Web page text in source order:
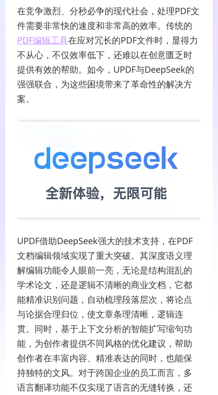
在竞争激烈、分秒必争的现代社会，处理PDF文
件需要非常快的速度和非常高的效率。传统的
PDF编辑工具在应对冗长的PDF文件时，显得力
不从心，不仅效率低下，还难以在创意匮乏时
提供有效的帮助。如今，UPDF与DeepSeek的
强强联合，为这些困境带来了革命性的解决方
案。
UPDF借助DeepSeek强大的技术支持，在PDF
文档编辑领域实现了重大突破。其深度语义理
解编辑功能令人眼前一亮，无论是结构混乱的
学术论文，还是逻辑不清晰的商业文档，它都
能精准识别问题，自动梳理段落层次，将论点
与论据合理归位，使文章条理清晰，逻辑连
贯。同时，基于上下文分析的智能扩写缩句功
能，为创作者提供不同风格的优化建议，帮助
创作者在丰富内容、精准表达的同时，也能保
持独特的文风。对于跨国企业的员工而言，多
语言翻译功能不仅实现了语言的无缝转换，还